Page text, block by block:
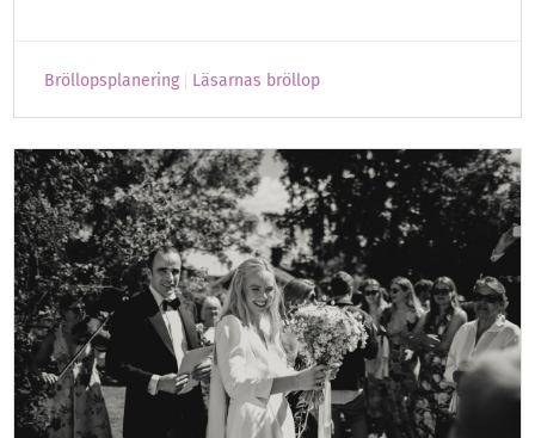
Bröllopsplanering Läsarnas bröllop